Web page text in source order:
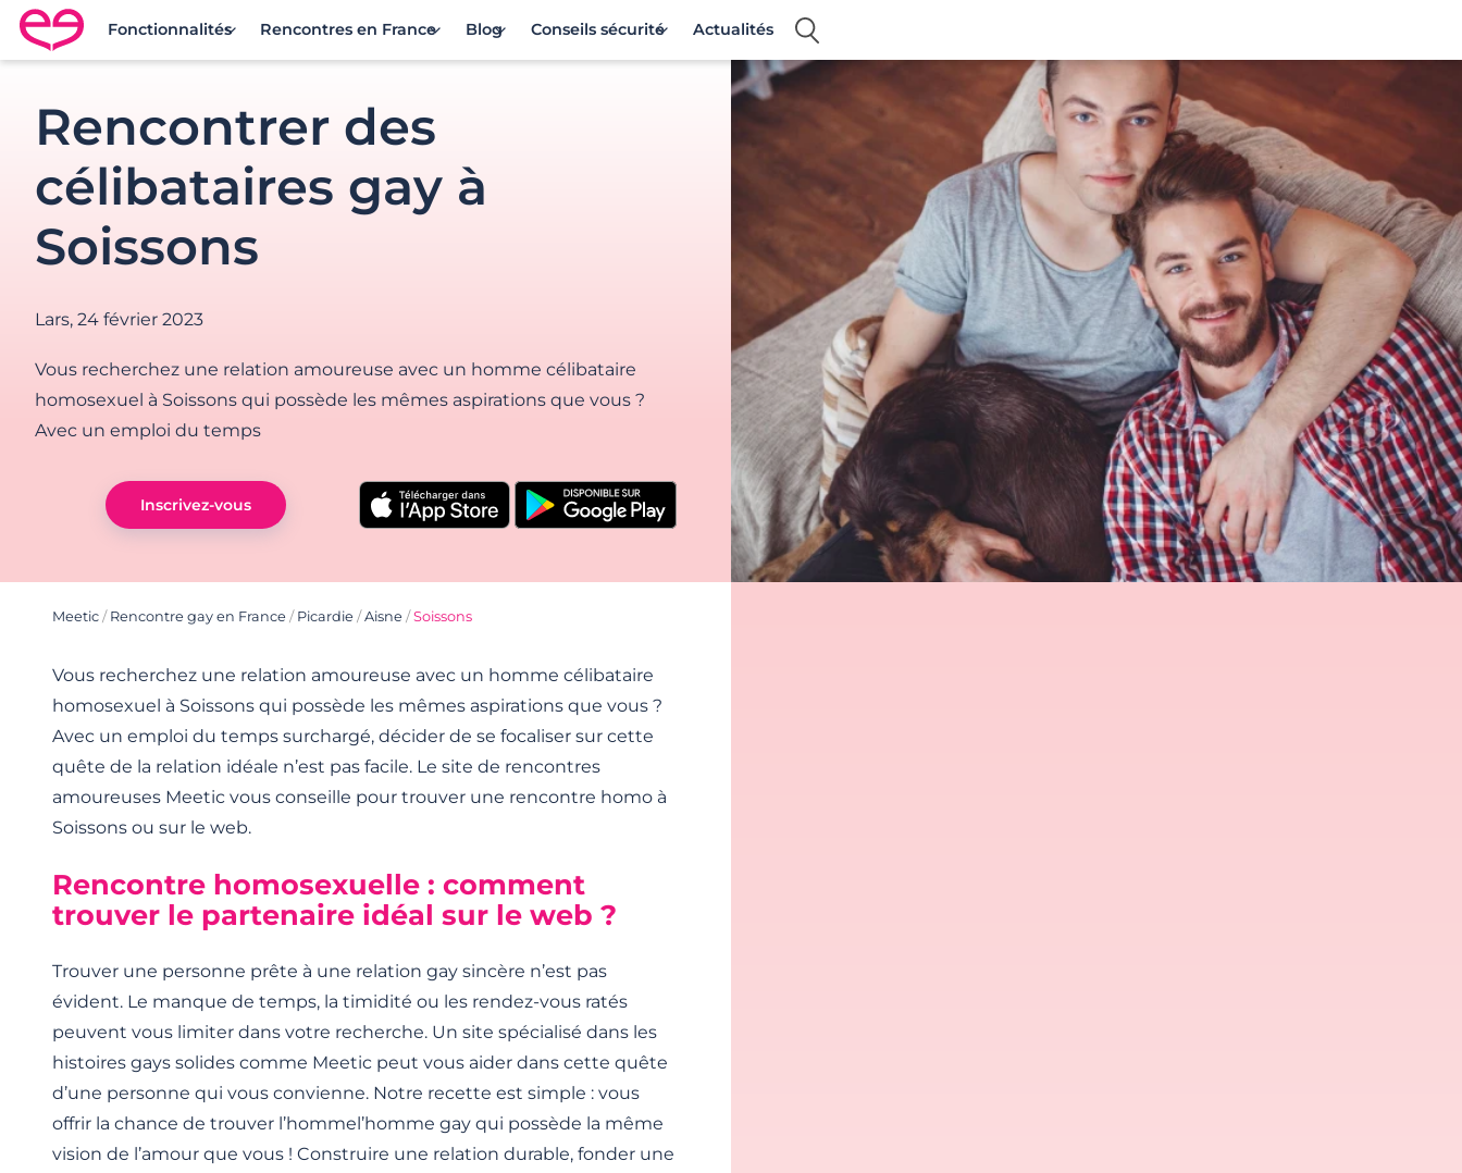
Rencontre en France avec Meetic
Fonctionnalités Rencontres en France Blog Conseils sécurité Actualités
Rencontrer des
célibataires gay à
Soissons
Lars, 24 février 2023
Vous recherchez une relation amoureuse avec un homme célibataire
homosexuel à Soissons qui possède les mêmes aspirations que vous ?
Avec un emploi du temps
Inscrivez-vous
Meetic / Rencontre gay en France / Picardie /Aisne /Soissons
Vous recherchez une relation amoureuse avec un homme célibataire
homosexuel à Soissons qui possède les mêmes aspirations que vous ?
Avec un emploi du temps surchargé, décider de se focaliser sur cette
quête de la relation idéale n’est pas facile. Le site de rencontres
amoureuses Meetic vous conseille pour trouver une rencontre homo à
Soissons ou sur le web.
Rencontre homosexuelle : comment
trouver le partenaire idéal sur le web ?
Trouver une personne prête à une relation gay sincère n’est pas
évident. Le manque de temps, la timidité ou les rendez-vous ratés
peuvent vous limiter dans votre recherche. Un site spécialisé dans les
histoires gays solides comme Meetic peut vous aider dans cette quête
d’une personne qui vous convienne. Notre recette est simple : vous
offrir la chance de trouver l’hommel’homme gay qui possède la même
vision de l’amour que vous ! Construire une relation durable, fonder une